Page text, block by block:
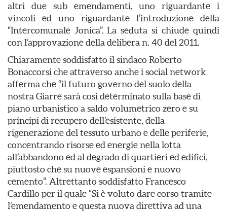
altri due sub emendamenti, uno riguardante i
vincoli ed uno riguardante l’introduzione della
“Intercomunale Jonica”. La seduta si chiude quindi
con l’approvazione della delibera n. 40 del 2011.
Chiaramente soddisfatto il sindaco Roberto
Bonaccorsi che attraverso anche i social network
afferma che “il futuro governo del suolo della
nostra Giarre sarà così determinato sulla base di
piano urbanistico a saldo volumetrico zero e su
principi di recupero dell’esistente, della
rigenerazione del tessuto urbano e delle periferie,
concentrando risorse ed energie nella lotta
all’abbandono ed al degrado di quartieri ed edifici,
piuttosto che su nuove espansioni e nuovo
cemento”. Altrettanto soddisfatto Francesco
Cardillo per il quale “Si è voluto dare corso tramite
l’emendamento e questa nuova direttiva ad una